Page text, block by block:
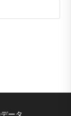
ータ